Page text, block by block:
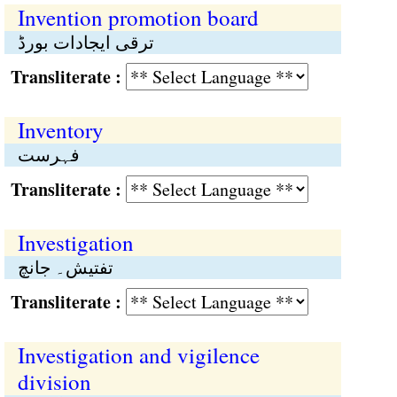
Invention promotion board
ترقی ایجادات بورڈ
:
Inventory
فہرست
:
Investigation
تفتیش۔ جانچ
:
Investigation and vigilence
division